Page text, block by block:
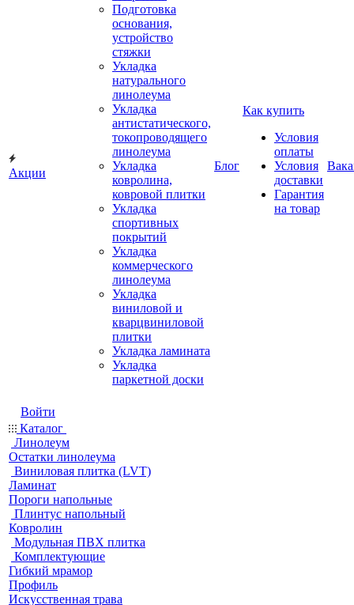
Акции
Подготовка
основания,
устройство
стяжки
Укладка
натурального
линолеума
Укладка
антистатического,
токопроводящего
линолеума
Укладка
ковролина,
ковровой плитки
Укладка
спортивных
покрытий
Укладка
коммерческого
линолеума
Укладка
виниловой и
кварцвиниловой
плитки
Укладка ламината
Укладка
паркетной доски
Блог
Как купить
Условия
оплаты
Условия
доставки
Гарантия
на товар
Войти
Каталог
Линолеум
Остатки линолеума
Виниловая плитка (LVT)
Ламинат
Пороги напольные
Плинтус напольный
Ковролин
Модульная ПВХ плитка
Комплектующие
Гибкий мрамор
Профиль
Искусственная трава